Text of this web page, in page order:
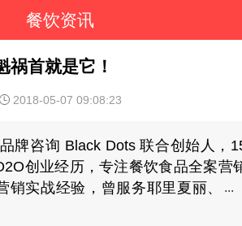
餐饮资讯
祸首就是它！
2018-05-07 09:08:23
牌咨询 Black Dots 联合创始人，
创业经历，专注餐饮食品全案营
销实战经验，曾服务耶里夏丽、